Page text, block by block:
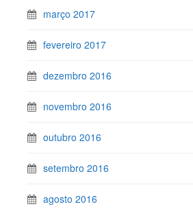
março 2017
fevereiro 2017
dezembro 2016
novembro 2016
outubro 2016
setembro 2016
agosto 2016